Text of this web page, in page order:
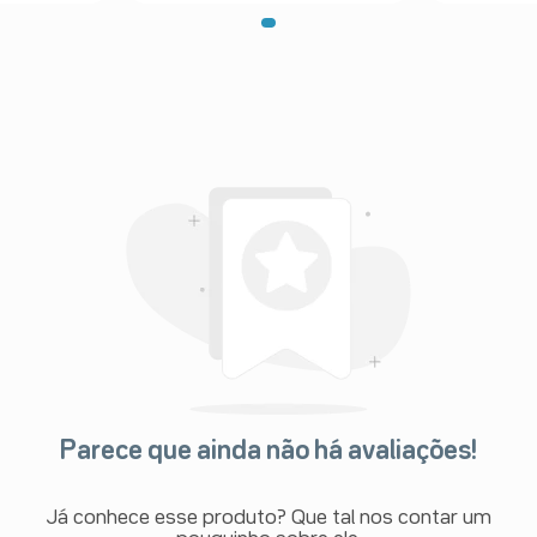
(por exemplo, pacientes
redução da dose.
é necessário ajuste de dose
Parece que ainda não há avaliações!
Já conhece esse produto? Que tal nos contar um